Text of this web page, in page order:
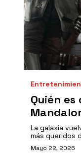
Quién es
La galaxia
más queridos
Mayo 22, 2026